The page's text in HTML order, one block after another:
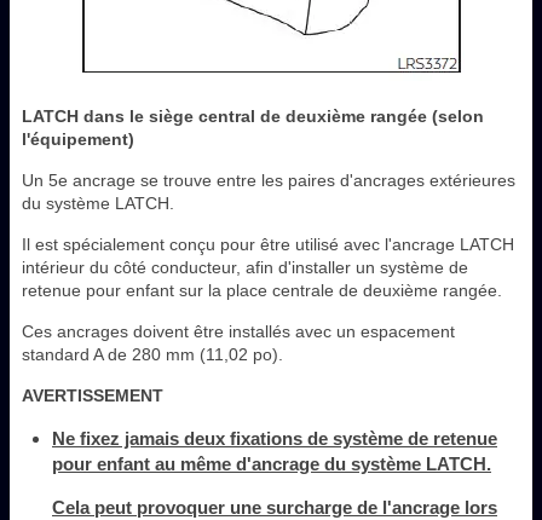
LATCH dans le siège central de deuxième rangée (selon
l'équipement)
Un 5e ancrage se trouve entre les paires d'ancrages extérieures
du système LATCH.
Il est spécialement conçu pour être utilisé avec l'ancrage LATCH
intérieur du côté conducteur, afin d'installer un système de
retenue pour enfant sur la place centrale de deuxième rangée.
Ces ancrages doivent être installés avec un espacement
standard A de 280 mm (11,02 po).
AVERTISSEMENT
Ne fixez jamais deux fixations de système de retenue
pour enfant au même d'ancrage du système LATCH.
Cela peut provoquer une surcharge de l'ancrage lors